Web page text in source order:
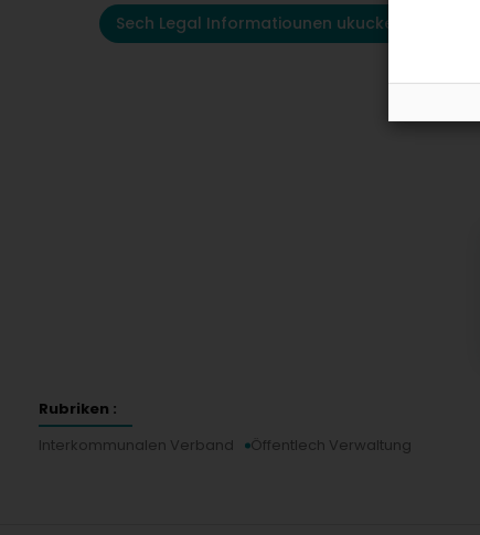
Sech Legal Informatiounen ukucken
Rubriken :
Interkommunalen Verband
Öffentlech Verwaltung